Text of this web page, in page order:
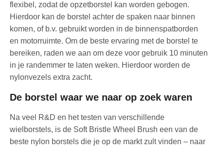
flexibel, zodat de opzetborstel kan worden gebogen.
Hierdoor kan de borstel achter de spaken naar binnen
komen, of b.v. gebruikt worden in de binnenspatborden
en motorruimte. Om de beste ervaring met de borstel te
bereiken, raden we aan om deze voor gebruik 10 minuten
in je randemmer te laten weken. Hierdoor worden de
nylonvezels extra zacht.
De borstel waar we naar op zoek waren
Na veel R&D en het testen van verschillende
wielborstels, is de Soft Bristle Wheel Brush een van de
beste nylon borstels die je op de markt zult vinden – naar